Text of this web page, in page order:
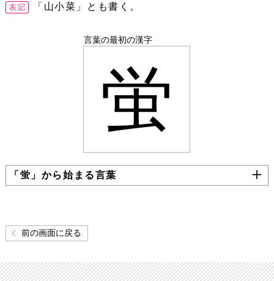
「山小菜」とも書く。
言葉の最初の漢字
蛍
「蛍」から始まる言葉
前の画面に戻る